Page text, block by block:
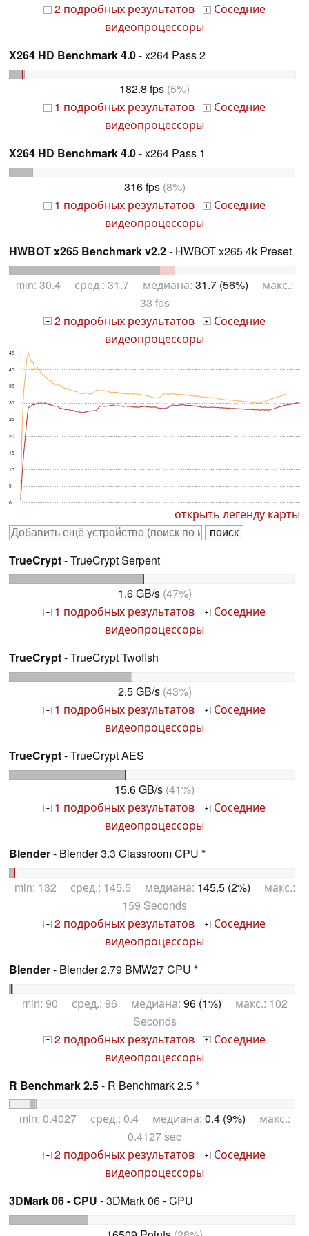
+ 2 подробных результатов + Соседние
видеопроцессоры
X264 HD Benchmark 4.0- x264 Pass 2
182.8 fps (5%)
+ 1 подробных результатов + Соседние
видеопроцессоры
X264 HD Benchmark 4.0- x264 Pass 1
316 fps(8%)
+ 1 подробных результатов + Соседние
видеопроцессоры
HWBOT x265 Benchmark v2.2- HWBOT x265 4k Preset
min: 30.4 сред.: 31.7 медиана: 31.7 (56%) макс.:
33 fps
+ 2 подробных результатов + Соседние
видеопроцессоры
0
5
10
15
20
25
30
35
40
45
открыть легенду карты
TrueCrypt- TrueCrypt Serpent
1.6 GB/s(47%)
+ 1 подробных результатов + Соседние
видеопроцессоры
TrueCrypt- TrueCrypt Twofish
2.5 GB/s(43%)
+ 1 подробных результатов + Соседние
видеопроцессоры
TrueCrypt- TrueCrypt AES
15.6 GB/s (41%)
+ 1 подробных результатов + Соседние
видеопроцессоры
Blender- Blender 3.3 Classroom CPU *
min: 132 сред.: 145.5 медиана: 145.5 (2%) макс.:
159 Seconds
+ 2 подробных результатов + Соседние
видеопроцессоры
Blender- Blender 2.79 BMW27 CPU *
min: 90 сред.: 96 медиана: 96 (1%) макс.: 102
Seconds
+ 2 подробных результатов + Соседние
видеопроцессоры
R Benchmark 2.5- R Benchmark 2.5 *
min: 0.4027 сред.: 0.4 медиана: 0.4 (9%) макс.:
0.4127 sec
+ 2 подробных результатов + Соседние
видеопроцессоры
3DMark 06 - CPU - 3DMark 06 - CPU